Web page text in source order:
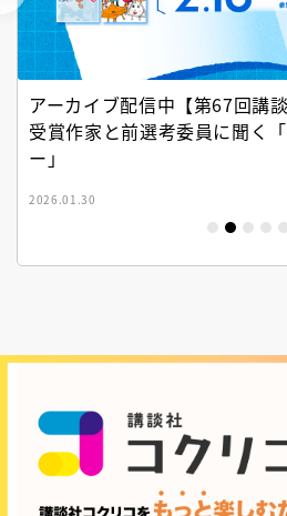
アーカイブ配信中【第67回講
受賞作家と前選考委員に聞く
ー」
2026.01.30